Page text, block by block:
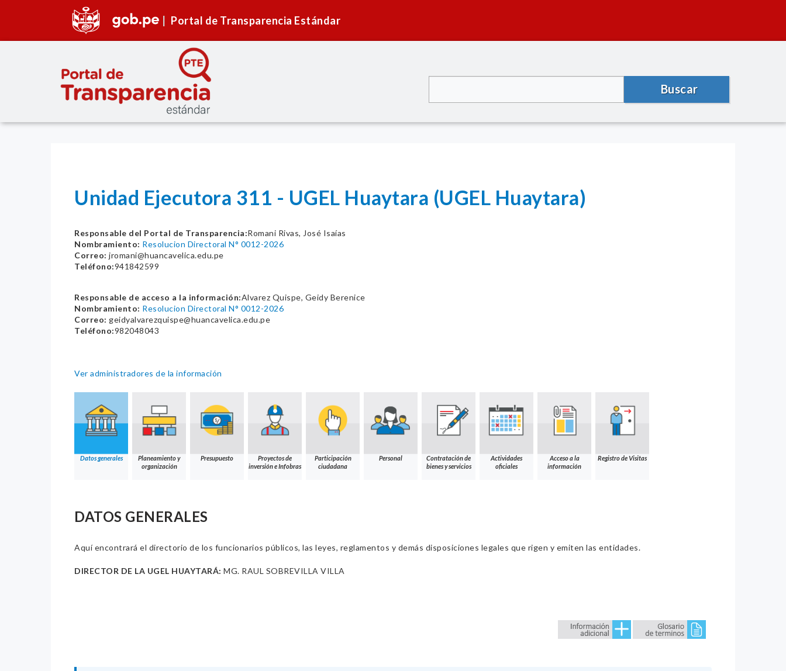
Portal de Transparencia Estándar
Buscar
Unidad Ejecutora 311 - UGEL Huaytara (UGEL Huaytara)
Responsable del Portal de Transparencia:Romani Rivas, José Isaías
Nombramiento: Resolucion Directoral N° 0012-2026
Correo: jromani@huancavelica.edu.pe
Teléfono:941842599
Responsable de acceso a la información:Alvarez Quispe, Geidy Berenice
Nombramiento: Resolucion Directoral N° 0012-2026
Correo: geidyalvarezquispe@huancavelica.edu.pe
Teléfono:982048043
Ver administradores de la información
Datos generales
Planeamiento y
organización
Presupuesto
Proyectos de
inversión e Infobras
Participación
ciudadana
Personal
Contratación de
bienes y servicios
Actividades
oficiales
Acceso a la
información
Registro de Visitas
DATOS GENERALES
Aquí encontrará el directorio de los funcionarios públicos, las leyes, reglamentos y demás disposiciones legales que rigen y emiten las entidades.
DIRECTOR DE LA UGEL HUAYTARÁ: MG. RAUL SOBREVILLA VILLA